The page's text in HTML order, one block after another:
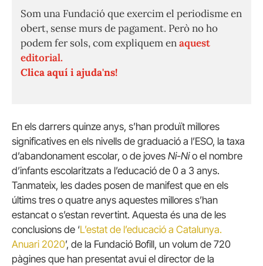
Som una Fundació que exercim el periodisme en
obert, sense murs de pagament. Però no ho
podem fer sols, com expliquem enaquest
editorial.
Clica aquí i ajuda'ns!
En els darrers quinze anys, s’han produït millores
significatives en els nivells de graduació a l’ESO, la taxa
d’abandonament escolar, o de joves Ni-Nio el nombre
d’infants escolaritzats a l’educació de 0 a 3 anys.
Tanmateix, les dades posen de manifest que en els
últims tres o quatre anys aquestes millores s’han
estancat o s’estan revertint. Aquesta és una de les
conclusions de ‘L’estat de l’educació a Catalunya.
Anuari 2020’, de la Fundació Bofill, un volum de 720
pàgines que han presentat avui el director de la